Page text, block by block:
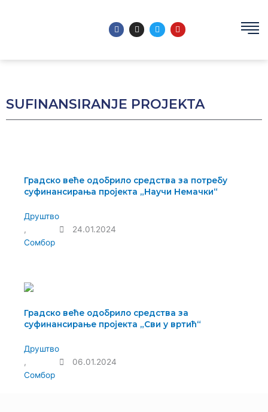
F
a
b
I
n
a
T
w
t
Y
o
u
SUFINANSIRANJE PROJEKTA
Градско веће одобрило средства за потребу
суфинансирања пројекта „Научи Немачки“
Друштво
,
Сомбор
24.01.2024
Градско веће одобрило средства за
суфинансирање пројекта „Сви у вртић“
Друштво
,
Сомбор
06.01.2024